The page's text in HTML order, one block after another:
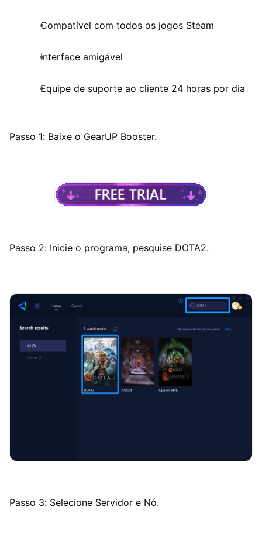
Compatível com todos os jogos Steam
Interface amigável
Equipe de suporte ao cliente 24 horas por dia
Passo 1: Baixe o GearUP Booster.
Passo 2: Inicie o programa, pesquise DOTA2.
Passo 3: Selecione Servidor e Nó.